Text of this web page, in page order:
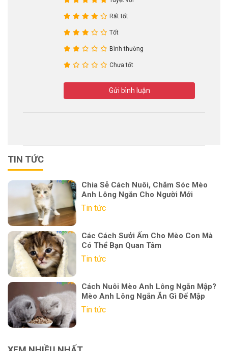
Rất tốt
Tốt
Bình thường
Chưa tốt
Gửi bình luận
TIN TỨC
Chia Sẻ Cách Nuôi, Chăm Sóc Mèo
Anh Lông Ngắn Cho Người Mới
Tin tức
Các Cách Sưởi Ấm Cho Mèo Con Mà
Có Thể Bạn Quan Tâm
Tin tức
Cách Nuôi Mèo Anh Lông Ngắn Mập?
Mèo Anh Lông Ngắn Ăn Gì Để Mập
Tin tức